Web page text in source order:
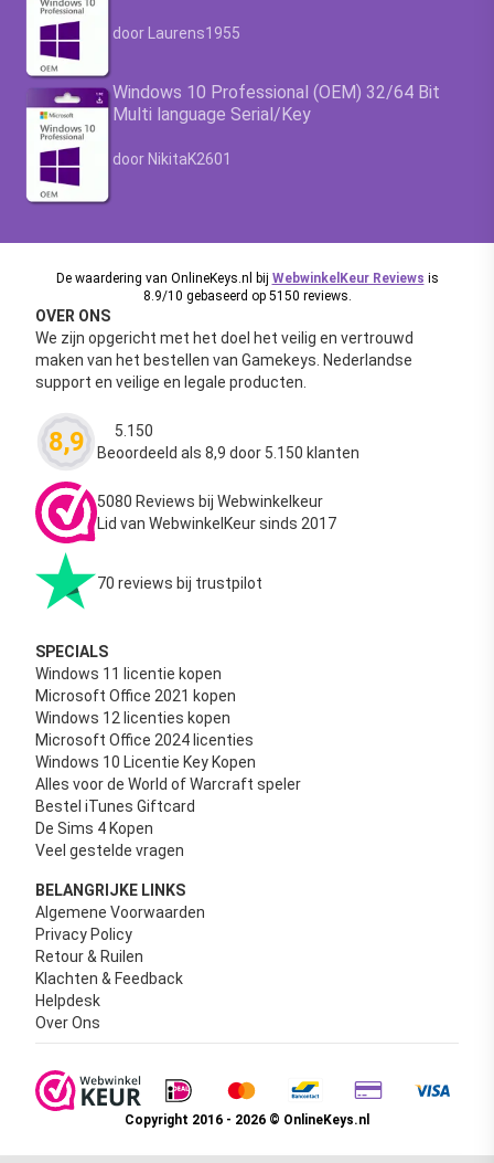
Waardering4.63uit 5
door Laurens1955
Windows 10 Professional (OEM) 32/64 Bit
Multi language Serial/Key
Waardering4.63
door NikitaK2601
De waardering van OnlineKeys.nl bij WebwinkelKeur Reviews is
8.9/10 gebaseerd op 5150 reviews.
OVER ONS
We zijn opgericht met het doel het veilig en vertrouwd
maken van het bestellen van Gamekeys. Nederlandse
support en veilige en legale producten.
8,9 Waardering
5.150
Beoordeeld als 8,9 door 5.150 klanten
5080 Reviews bij Webwinkelkeur
Lid van WebwinkelKeur sinds 2017
70 reviews bij trustpilot
SPECIALS
Windows 11 licentie kopen
Microsoft Office 2021 kopen
Windows 12 licenties kopen
Microsoft Office 2024 licenties
Windows 10 Licentie Key Kopen
Alles voor de World of Warcraft speler
Bestel iTunes Giftcard
De Sims 4 Kopen
Veel gestelde vragen
BELANGRIJKE LINKS
Algemene Voorwaarden
Privacy Policy
Retour & Ruilen
Klachten & Feedback
Helpdesk
Over Ons
Copyright 2016 - 2026 © OnlineKeys.nl